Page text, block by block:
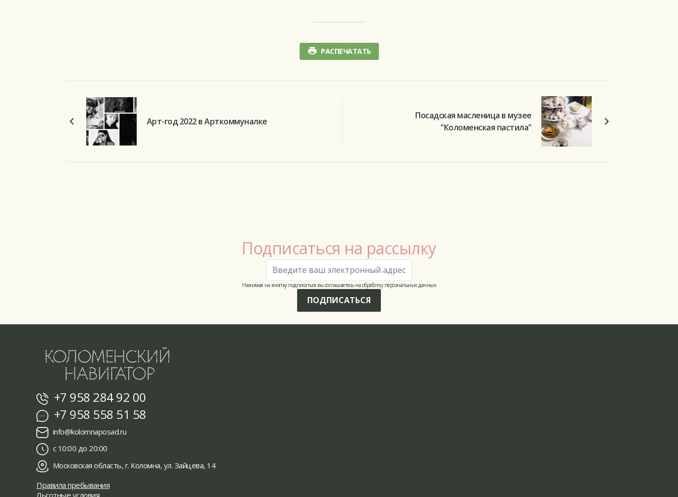
РАСПЕЧАТАТЬ
Арт-год 2022 в Арткоммуналке
Посадская масленица в музее
"Коломенская пастила"
Подписаться на рассылку
Нажимая на кнопку подписаться вы соглашаетесь на обработку персональных данных
ПОДПИСАТЬСЯ
+7 958 284 92 00
+7 958 558 51 58
info@kolomnaposad.ru
с 10:00 до 20:00
Московская область, г. Коломна, ул. Зайцева, 14
Правила пребывания